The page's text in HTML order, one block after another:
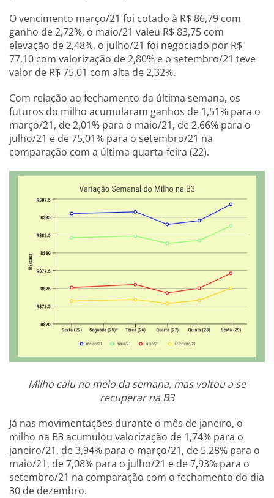
O vencimento março/21 foi cotado à R$ 86,79 com
ganho de 2,72%, o maio/21 valeu R$ 83,75 com
elevação de 2,48%, o julho/21 foi negociado por R$
77,10 com valorização de 2,80% e o setembro/21 teve
valor de R$ 75,01 com alta de 2,32%.
Com relação ao fechamento da última semana, os
futuros do milho acumularam ganhos de 1,51% para o
março/21, de 2,01% para o maio/21, de 2,66% para o
julho/21 e de 75,01% para o setembro/21 na
comparação com a última quarta-feira (22).
Milho caiu no meio da semana, mas voltou a se
recuperar na B3
Já nas movimentações durante o mês de janeiro, o
milho na B3 acumulou valorização de 1,74% para o
janeiro/21, de 3,94% para o março/21, de 5,28% para o
maio/21, de 7,08% para o julho/21 e de 7,93% para o
setembro/21 na comparação com o fechamento do dia
30 de dezembro.